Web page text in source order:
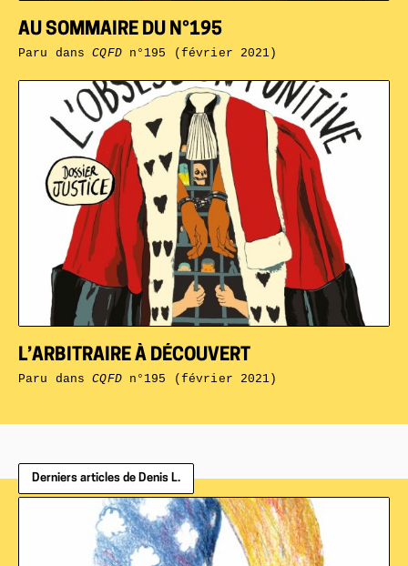
L’ARBITRAIRE À DÉCOUVERT
Paru dansCQFDn°195 (février 2021)
AU SOMMAIRE DU N°195
Paru dansCQFDn°195 (février 2021)
Derniers articles de Denis L.